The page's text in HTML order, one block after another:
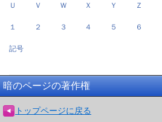
Ｕ Ｖ Ｗ Ｘ Ｙ Ｚ
１ ２ ３ ４ ５ ６
記号
暗のページの著作権
トップページに戻る